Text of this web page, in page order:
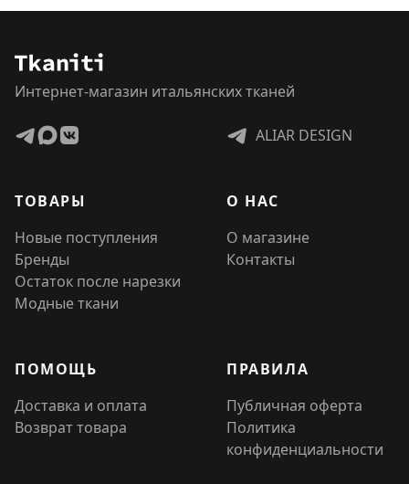
Интернет-магазин итальянских тканей
ALIAR DESIGN
ТОВАРЫ
Новые поступления
Бренды
Остаток после нарезки
Модные ткани
О НАС
О магазине
Контакты
ПОМОЩЬ
Доставка и оплата
Возврат товара
ПРАВИЛА
Публичная оферта
Политика
конфиденциальности